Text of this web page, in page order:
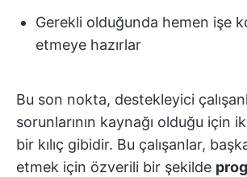
Gerekli olduğunda hemen işe
etmeye hazırlar
Bu son nokta, destekleyici
sorunlarının kaynağı olduğu için
bir kılıç gibidir. Bu çalışanlar,
etmek için özverili bir şekilde